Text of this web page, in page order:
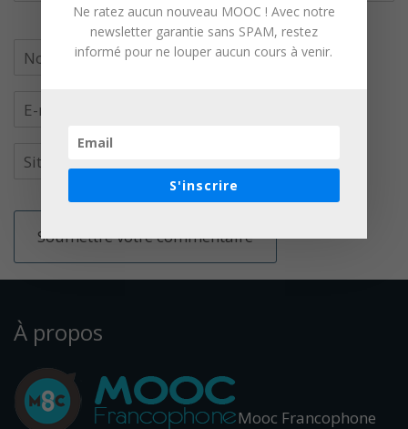
À propos
Mooc Francophone
Ne ratez aucun nouveau MOOC ! Avec notre
newsletter garantie sans SPAM, restez
informé pour ne louper aucun cours à venir.
S'inscrire